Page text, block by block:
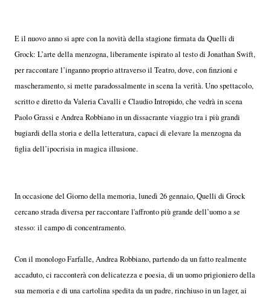
E il nuovo anno si apre con la novità della stagione firmata da Quelli di
Grock: L’arte della menzogna, liberamente ispirato al testo di Jonathan Swift,
per raccontare l’inganno proprio attraverso il Teatro, dove, con finzioni e
mascheramento, si mette paradossalmente in scena la verità. Uno spettacolo,
scritto e diretto da Valeria Cavalli e Claudio Intropido, che vedrà in scena
Paolo Grassi e Andrea Robbiano in un dissacrante viaggio tra i più grandi
bugiardi della storia e della letteratura, capaci di elevare la menzogna da
figlia dell’ipocrisia in magica illusione.
In occasione del Giorno della memoria, lunedì 26 gennaio, Quelli di Grock
cercano strada diversa per raccontare l'affronto più grande dell’uomo a se
stesso: il campo di concentramento.
Con il monologo Farfalle, Andrea Robbiano, partendo da un fatto realmente
accaduto, ci racconterà con delicatezza e poesia, di un uomo prigioniero della
sua memoria e di una cartolina spedita da un padre, rinchiuso in un lager, ai